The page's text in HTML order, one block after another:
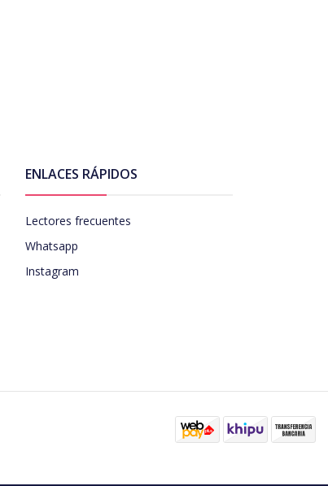
ENLACES RÁPIDOS
Lectores frecuentes
Whatsapp
Instagram